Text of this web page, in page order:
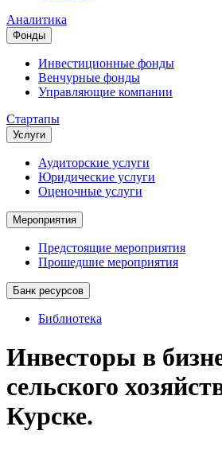
Аналитика
Фонды
Инвестиционные фонды
Венчурные фонды
Управляющие компании
Стартапы
Услуги
Аудиторские услуги
Юридические услуги
Оценочные услуги
Мероприятия
Предстоящие мероприятия
Прошедшие мероприятия
Банк ресурсов
Библиотека
Инвесторы в
сельского
Курске.